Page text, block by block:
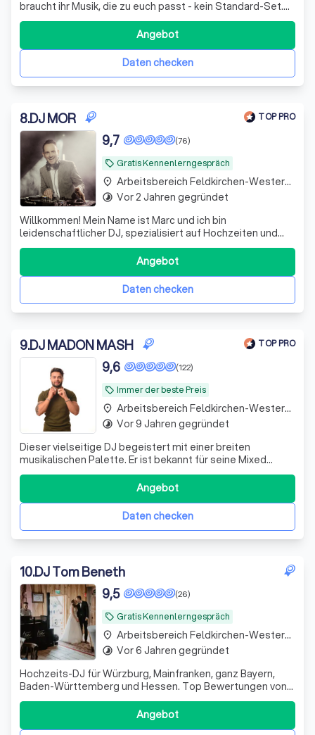
braucht ihr Musik, die zu euch passt - kein Standard-Set.
Stilvoll, kreativ und mit Gespür für euch und den Moment.
Daten checken
Angebot
8.DJ MOR TOP PRO
local_offer Gratis Kennenlerngespräch
(76)
9,7
Willkommen! Mein Name ist Marc und ich bin
leidenschaftlicher DJ, spezialisiert auf Hochzeiten und
Firmen-Events in und um München, aber auch
deutschland- und europaweit. Mit über 10 Jahren
Erfahrung auf verschiedensten Veranstaltungen, habe ich
mir einen umfangreiches Musikrepertoire aufgebaut, wel
Daten checken
Angebot
place Arbeitsbereich Feldkirchen-Westerham
timelapse Vor 2 Jahren gegründet
9.DJ MADON MASH TOP PRO
local_offer Immer der beste Preis
(122)
9,6
Dieser vielseitige DJ begeistert mit einer breiten
musikalischen Palette. Er ist bekannt für seine Mixed
Music Sets und eigenen Mashups.
Daten checken
Angebot
place Arbeitsbereich Feldkirchen-Westerham
timelapse Vor 9 Jahren gegründet
10.DJ Tom Beneth
local_offer Gratis Kennenlerngespräch
(26)
9,5
Hochzeits-DJ für Würzburg, Mainfranken, ganz Bayern,
Baden-Württemberg und Hessen. Top Bewertungen von
zufriedenen Kunden. Internationale Expertise (Engl.,
Portug.). Jetzt Wunschtermin anfragen!
Angebot
place Arbeitsbereich Feldkirchen-Westerham
timelapse Vor 6 Jahren gegründet